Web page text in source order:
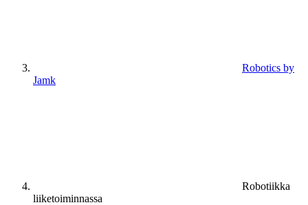
Robotics by
Jamk
Robotiikka
liiketoiminnassa